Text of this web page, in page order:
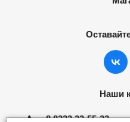
Наши
8 8332 22-55-22